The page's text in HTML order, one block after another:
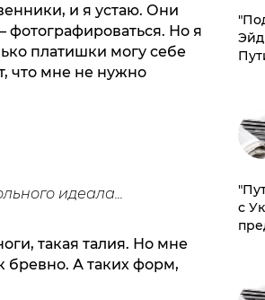
и я устаю. Они
фотографироваться. Но я
платишки могу себе
что мне не нужно
идеала...
такая талия. Но мне
бревно. А таких форм,
с